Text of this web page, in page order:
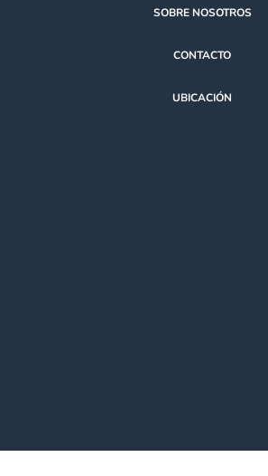
SOBRE NOSOTROS
CONTACTO
UBICACIÓN